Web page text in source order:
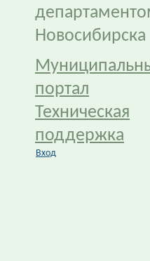
Новосибирска
портал
Техническая
поддержка
Вход